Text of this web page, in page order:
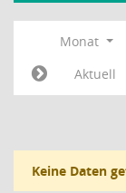
Monat
Aktuell
Keine Daten